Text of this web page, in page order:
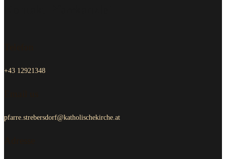
+43 12921348
pfarre.strebersdorf@katholischekirche.at